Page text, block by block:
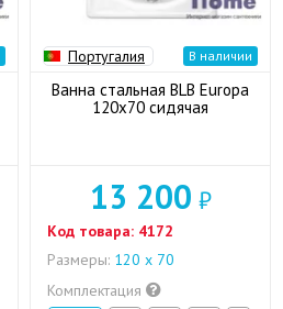
Португалия В наличии
Ванна стальная BLB Europa
120x70 сидячая
13 200 ₽
Код товара: 4172
Размеры: 120 х 70
Комплектация